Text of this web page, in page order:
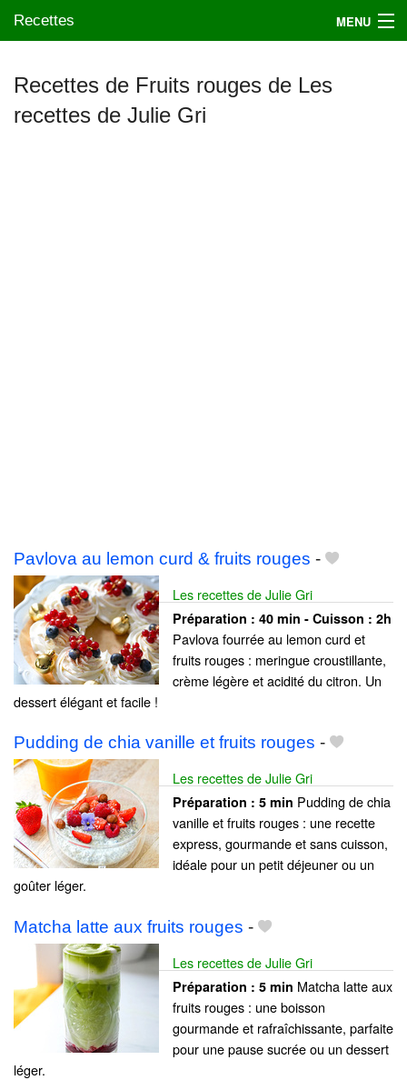
Recettes MENU
Mes blogs préférés
Recettes de Fruits rouges de Les
recettes de Julie Gri
Pavlova au lemon curd & fruits rouges -
Les recettes de Julie Gri
Préparation : 40 min - Cuisson : 2h
Pavlova fourrée au lemon curd et
fruits rouges : meringue croustillante,
crème légère et acidité du citron. Un
dessert élégant et facile !
Pudding de chia vanille et fruits rouges -
Les recettes de Julie Gri
Préparation : 5 min Pudding de chia
vanille et fruits rouges : une recette
express, gourmande et sans cuisson,
idéale pour un petit déjeuner ou un
goûter léger.
Matcha latte aux fruits rouges -
Les recettes de Julie Gri
Préparation : 5 min Matcha latte aux
fruits rouges : une boisson
gourmande et rafraîchissante, parfaite
pour une pause sucrée ou un dessert
léger.